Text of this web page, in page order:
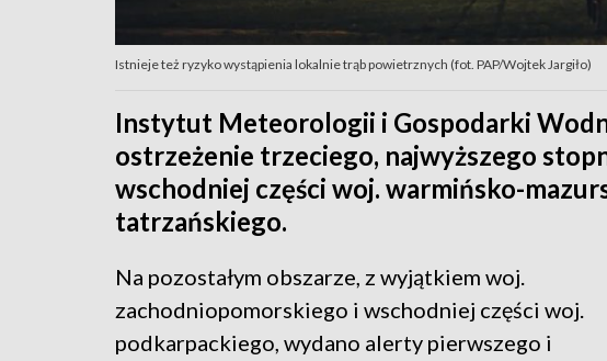
Istnieje też ryzyko wystąpienia lokalnie trąb powietrznych (fot. PAP/Wojtek Jargiło)
Instytut Meteorologii i Gospodarki
ostrzeżenie trzeciego, najwyższego
wschodniej części woj. warmińsko-
tatrzańskiego.
Na pozostałym obszarze, z wyjątkiem woj.
zachodniopomorskiego i wschodniej części woj.
podkarpackiego, wydano alerty pierwszego i